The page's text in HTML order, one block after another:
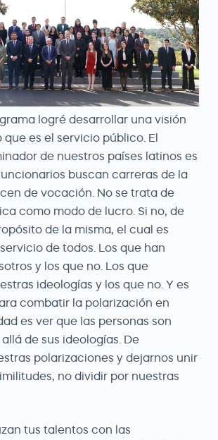
logré desarrollar una visión
es el servicio público. El
de nuestros países latinos es
buscan carreras de la
de vocación. No se trata de
como modo de lucro. Si no, de
de la misma, el cual es
de todos. Los que han
y los que no. Los que
ideologías y los que no. Y es
combatir la polarización en
es ver que las personas son
de sus ideologías. De
polarizaciones y dejarnos unir
no dividir por nuestras
tus talentos con las